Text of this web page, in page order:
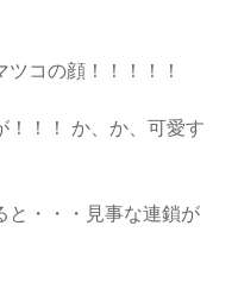
コの顔！！！！！
！！！ か、か、可愛す
と・・・見事な連鎖が